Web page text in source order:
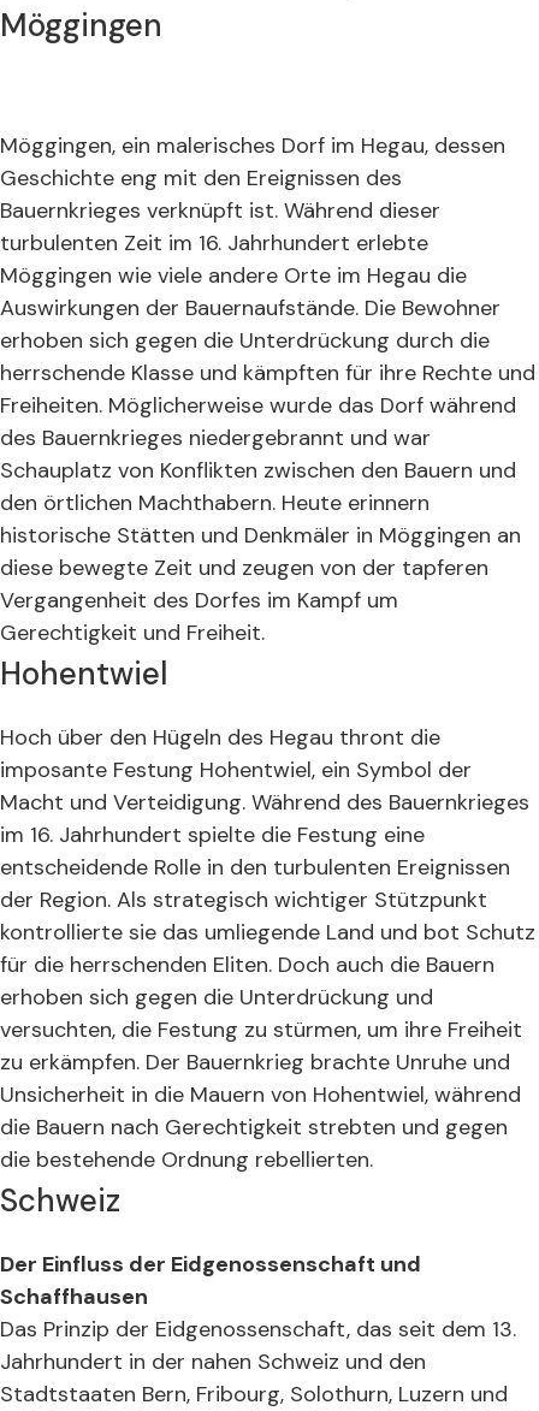
Möggingen
Möggingen, ein malerisches Dorf im Hegau, dessen
Geschichte eng mit den Ereignissen des
Bauernkrieges verknüpft ist. Während dieser
turbulenten Zeit im 16. Jahrhundert erlebte
Möggingen wie viele andere Orte im Hegau die
Auswirkungen der Bauernaufstände. Die Bewohner
erhoben sich gegen die Unterdrückung durch die
herrschende Klasse und kämpften für ihre Rechte und
Freiheiten. Möglicherweise wurde das Dorf während
des Bauernkrieges niedergebrannt und war
Schauplatz von Konflikten zwischen den Bauern und
den örtlichen Machthabern. Heute erinnern
historische Stätten und Denkmäler in Möggingen an
diese bewegte Zeit und zeugen von der tapferen
Vergangenheit des Dorfes im Kampf um
Gerechtigkeit und Freiheit.
Hohentwiel
Hoch über den Hügeln des Hegau thront die
imposante Festung Hohentwiel, ein Symbol der
Macht und Verteidigung. Während des Bauernkrieges
im 16. Jahrhundert spielte die Festung eine
entscheidende Rolle in den turbulenten Ereignissen
der Region. Als strategisch wichtiger Stützpunkt
kontrollierte sie das umliegende Land und bot Schutz
für die herrschenden Eliten. Doch auch die Bauern
erhoben sich gegen die Unterdrückung und
versuchten, die Festung zu stürmen, um ihre Freiheit
zu erkämpfen. Der Bauernkrieg brachte Unruhe und
Unsicherheit in die Mauern von Hohentwiel, während
die Bauern nach Gerechtigkeit strebten und gegen
die bestehende Ordnung rebellierten.
Schweiz
Der Einfluss der Eidgenossenschaft und
Schaffhausen
Das Prinzip der Eidgenossenschaft, das seit dem 13.
Jahrhundert in der nahen Schweiz und den
Stadtstaaten Bern, Fribourg, Solothurn, Luzern und